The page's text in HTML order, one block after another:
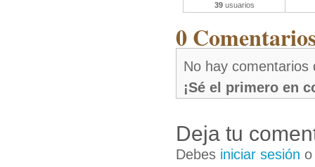
39usuarios
0
No hay comentarios
¡Sé el primero en
Deja tu
Debes iniciar sesión